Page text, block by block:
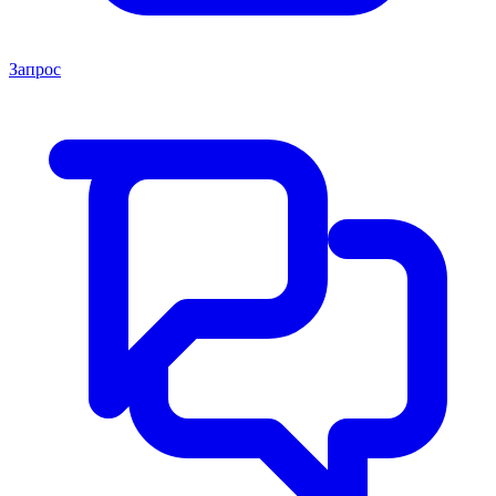
Запрос